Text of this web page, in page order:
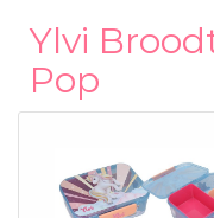
Ylvi
Pop